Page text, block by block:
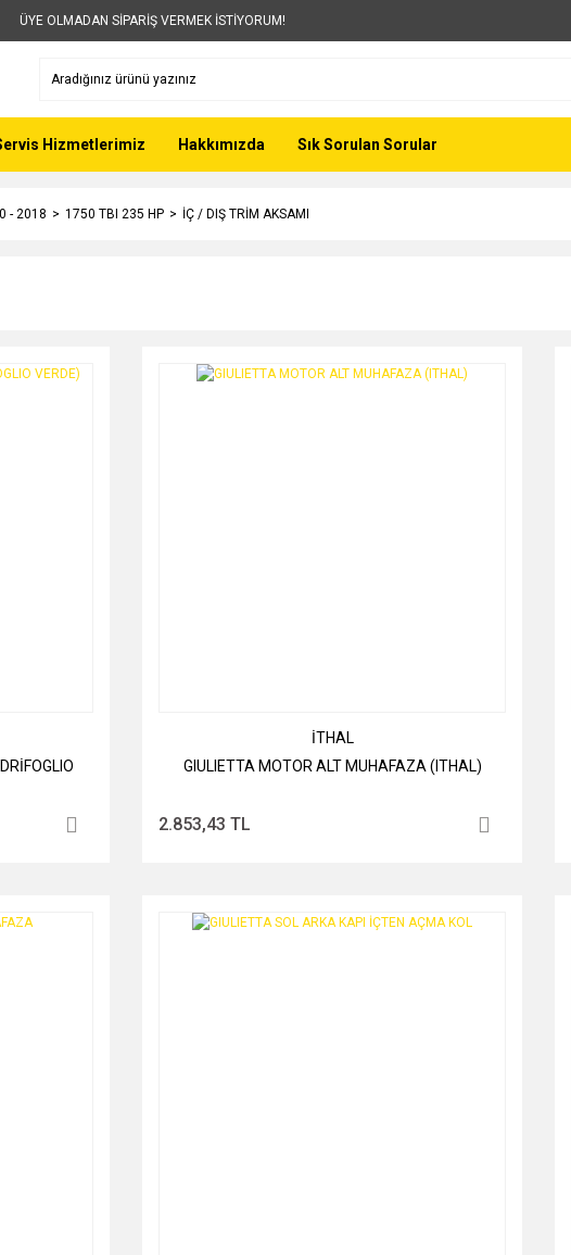
ÜYE OLMADAN SİPARİŞ VERMEK İSTİYORUM!
Hizmetlerimiz Hakkımızda Sık Sorulan Sorular
- 2018 1750 TBI 235 HP İÇ / DIŞ TRİM AKSAMI
İTHAL
GIULIETTA MOTOR ALT MUHAFAZA (ITHAL)
2.853,43 TL